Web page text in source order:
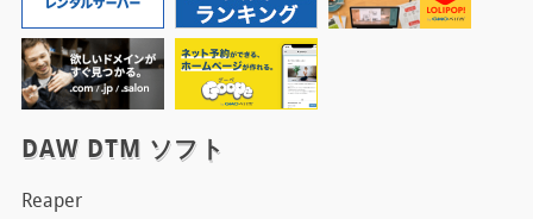
DAW DTM ソフト
Reaper